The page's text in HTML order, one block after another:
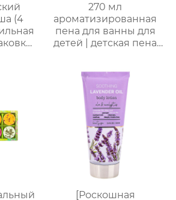
(4
270 мл
ароматизированная
пена для ванны для
детей | детская пена
ананас/хамиская
дыня/сливочная
овсянка) | подходит
для младенцев и
маленьких детей с
чувствительной
кожей
[Роскошная